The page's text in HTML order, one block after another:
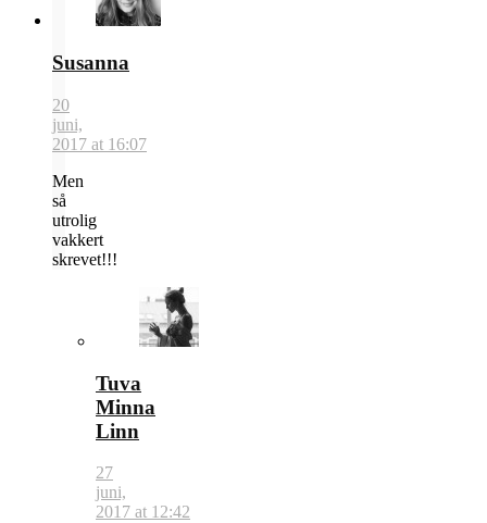
Susanna
20
juni,
2017 at 16:07
Men
så
utrolig
vakkert
skrevet!!!
Tuva
Minna
Linn
27
juni,
2017 at 12:42